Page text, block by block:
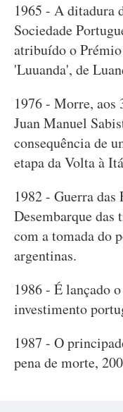
1965 - A ditadura
Sociedade
atribuído o
'Luuanda', de
1976 - Morre, aos
Juan Manuel
consequência de
etapa da Volta à
1982 - Guerra
Desembarque
com a tomada do
argentinas.
1986 - É lançado
investimento
1987 - O
pena de morte,